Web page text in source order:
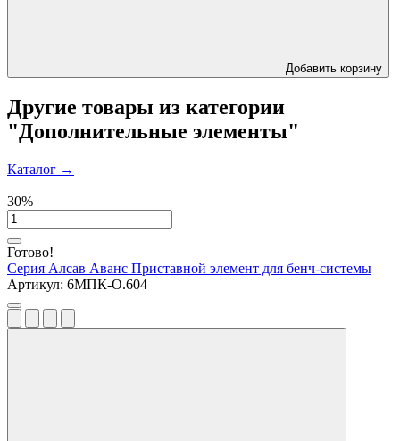
Добавить корзину
Другие товары из категории
"Дополнительные элементы"
Каталог →
30%
Готово!
Серия Алсав Аванс Приставной элемент для бенч-системы
Артикул: 6МПК-О.604